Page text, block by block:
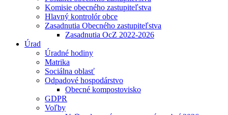
Komisie obecného zastupiteľstva
Hlavný kontrolór obce
Zasadnutia Obecného zastupiteľstva
Zasadnutia OcZ 2022-2026
Úrad
Úradné hodiny
Matrika
Sociálna oblasť
Odpadové hospodárstvo
Obecné kompostovisko
GDPR
Voľby